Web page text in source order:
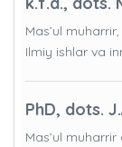
Mas’ul
Ilmiy ishlar va
PhD, dots.
Mas’ul